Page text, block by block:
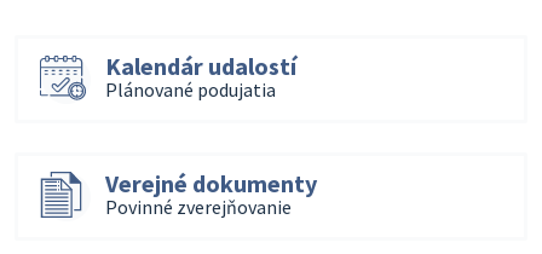
Kalendár udalostí
Plánované podujatia
Verejné dokumenty
Povinné zverejňovanie